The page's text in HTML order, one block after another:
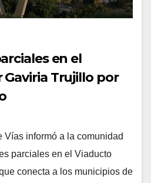
en el
Gaviria Trujillo por
Vías informó a la comunidad
parciales en el Viaducto
conecta a los municipios de